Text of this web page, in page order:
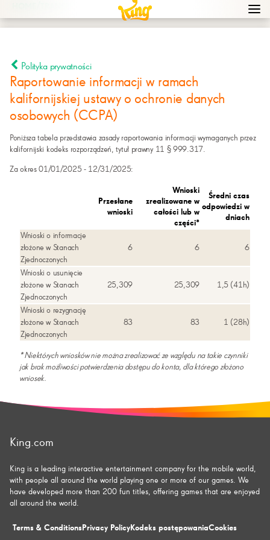
TRANSFER PERSONAL INFO
Polityka prywatności
Raportowanie informacji w ramach
kalifornijskiej ustawy o ochronie danych
osobowych (CCPA)
Poniższa tabela przedstawia zasady raportowania informacji wymaganych przez
kalifornijski kodeks rozporządzeń, tytuł prawny 11 § 999.317.
Za okres 01/01/2025 - 12/31/2025:
Przesłane
wnioski
Wnioski
zrealizowane w
całości lub w
części*
Średni czas
odpowiedzi w
dniach
Wnioski o informacje
złożone w Stanach
Zjednoczonych
6 6 6
Wnioski o usunięcie
złożone w Stanach
Zjednoczonych
25,309 25,309 1,5 (41h)
Wnioski o rezygnację
złożone w Stanach
Zjednoczonych
83 83 1 (28h)
* Niektórych wniosków nie można zrealizować ze względu na takie czynniki
jak brak możliwości potwierdzenia dostępu do konta, dla którego złożono
wniosek.
King.com
King is a leading interactive entertainment company for the mobile world,
with people all around the world playing one or more of our games. We
have developed more than 200 fun titles, offering games that are enjoyed
all around the world.
Terms & Conditions Privacy Policy Kodeks postępowaniaCookies